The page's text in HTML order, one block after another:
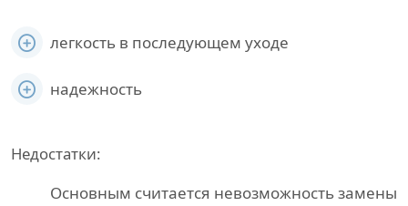
легкость в последующем уходе
надежность
Недостатки:
Основным считается невозможность замены